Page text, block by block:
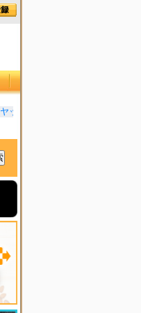
ック オタリア360T 一部生地の強